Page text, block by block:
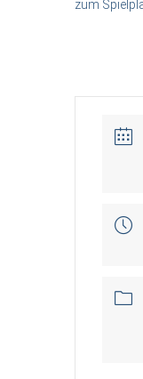
Platzbuchung
zum